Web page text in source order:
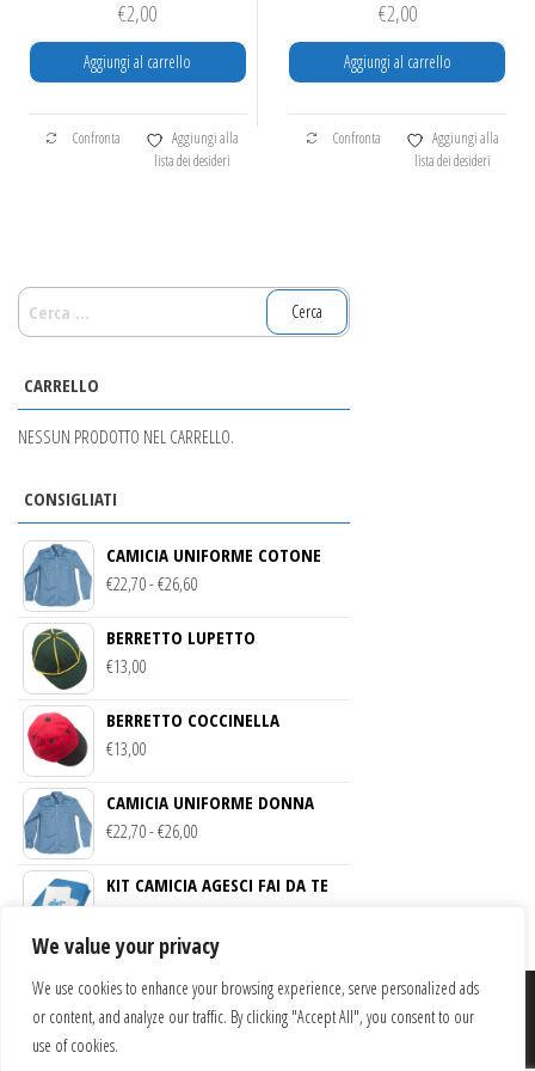
We value your privacy
We use cookies to enhance your browsing experience, serve personalized ads
or content, and analyze our traffic. By clicking "Accept All", you consent to our
use of cookies.
€2,00
Aggiungi al carrello
Confronta
Aggiungi alla
lista dei desideri
€2,00
Aggiungi al carrello
Confronta
Aggiungi alla
lista dei desideri
RICERCA
PER:
CARRELLO
NESSUN PRODOTTO NEL CARRELLO.
CONSIGLIATI
CAMICIA UNIFORME COTONE
€22,70-€26,60FASCIA
PREZZO:
A
BERRETTO LUPETTO
€13,00
BERRETTO COCCINELLA
€13,00
CAMICIA UNIFORME DONNA
€22,70-€26,00FASCIA
PREZZO:
€22,70
€26,00
KIT CAMICIA AGESCI FAI DA TE
LA NUOVA ZAGARA – SERVIZI SOCIALI AGESCI SICILIA SOCIETA’